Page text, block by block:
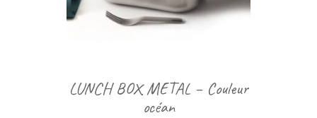
LUNCH BOX METAL – Couleur
océan